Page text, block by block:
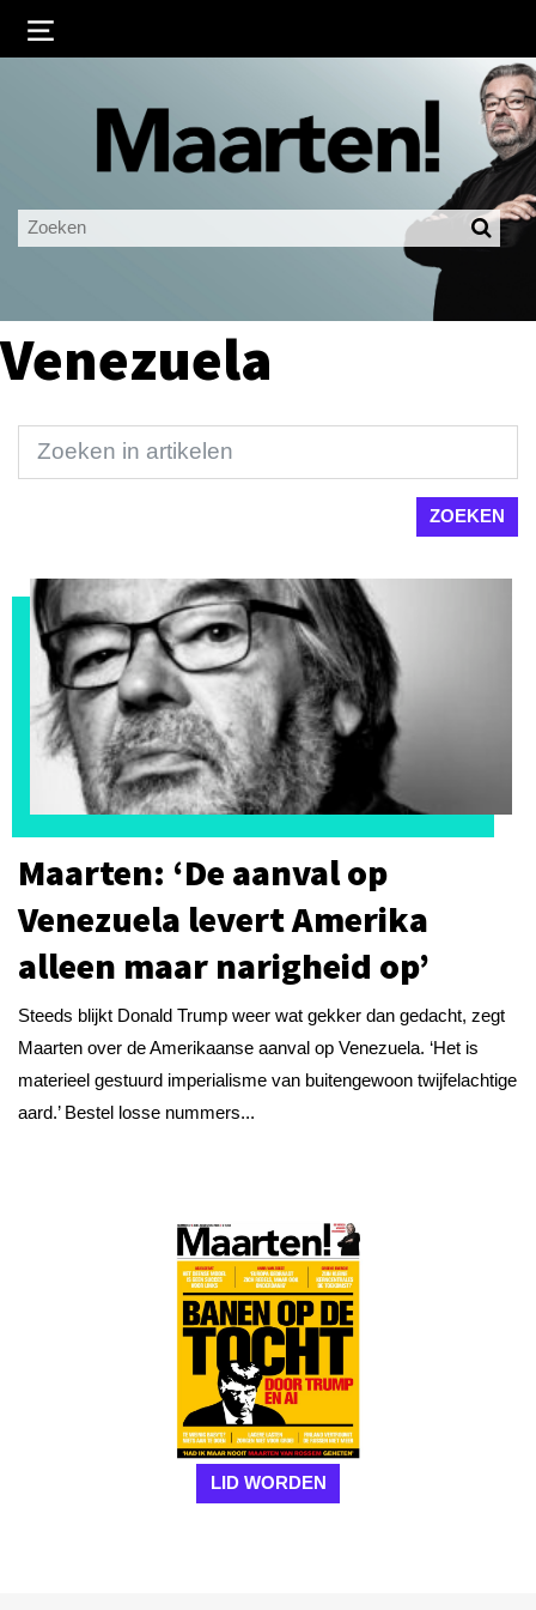
Ingelogd blijven
LOGIN
Venezuela
Maarten: ‘De aanval op
Venezuela levert Amerika
alleen maar narigheid op’
Steeds blijkt Donald Trump weer wat gekker dan gedacht, zegt
Maarten over de Amerikaanse aanval op Venezuela. ‘Het is
materieel gestuurd imperialisme van buitengewoon twijfelachtige
aard.’ Bestel losse nummers...
LID WORDEN